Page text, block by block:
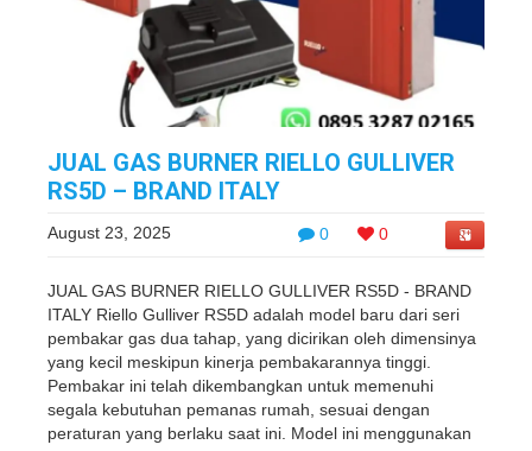
JUAL GAS BURNER RIELLO GULLIVER
RS5D – BRAND ITALY
0 0
August 23, 2025
JUAL GAS BURNER RIELLO GULLIVER RS5D - BRAND
ITALY Riello Gulliver RS5D adalah model baru dari seri
pembakar gas dua tahap, yang dicirikan oleh dimensinya
yang kecil meskipun kinerja pembakarannya tinggi.
Pembakar ini telah dikembangkan untuk memenuhi
segala kebutuhan pemanas rumah, sesuai dengan
peraturan yang berlaku saat ini. Model ini menggunakan